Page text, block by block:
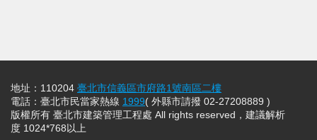
地址：110204 臺北市信義區市府路1號南區二樓
電話：臺北市民當家熱線 1999( 外縣市請撥 02-27208889 )
版權所有 臺北市建築管理工程處 All rights reserved，建議解析
度 1024*768以上